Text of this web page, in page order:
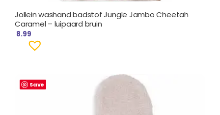
Jollein washand badstof Jungle Jambo Cheetah
Caramel – luipaard bruin
8.99
Save